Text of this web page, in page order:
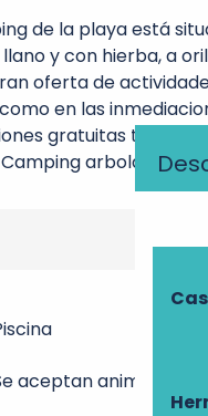
de la playa está
y con hierba, a
oferta de
en las
gratuitas todos los
arbolado y
aceptan animales